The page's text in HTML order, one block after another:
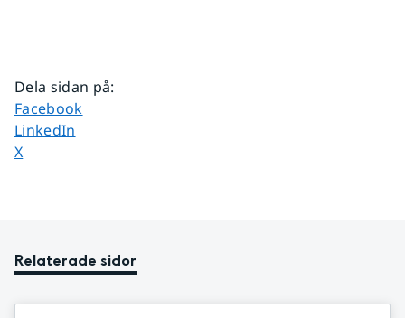
Dela sidan på:
Dela sidan på
Facebook
Dela sidan på
LinkedIn
Dela sidan på
X
Relaterade sidor